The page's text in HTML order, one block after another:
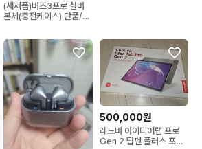
(새제품)버즈3프로 실버
본체(충전케이스) 단품/낱
500,000원
레노버 아이디어탭 프로
Gen 2 탑펜 플러스 포함